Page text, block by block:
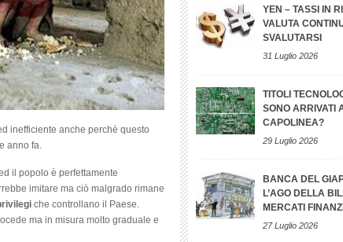
inefficiente anche perchè questo
anno fa.
il popolo è perfettamente
imitare ma ciò malgrado rimane
che controllano il Paese.
ma in misura molto graduale e
YEN – TASSI IN
VALUTA
SVALUTARSI
31 Luglio 2026
TITOLI
SONO ARRIVATI
CAPOLINEA?
29 Luglio 2026
BANCA DEL
L’AGO DELLA
MERCATI
27 Luglio 2026